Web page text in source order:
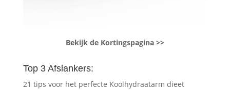
Bekijk de Kortingspagina >>
Top 3 Afslankers:
21 tips voor het perfecte Koolhydraatarm dieet